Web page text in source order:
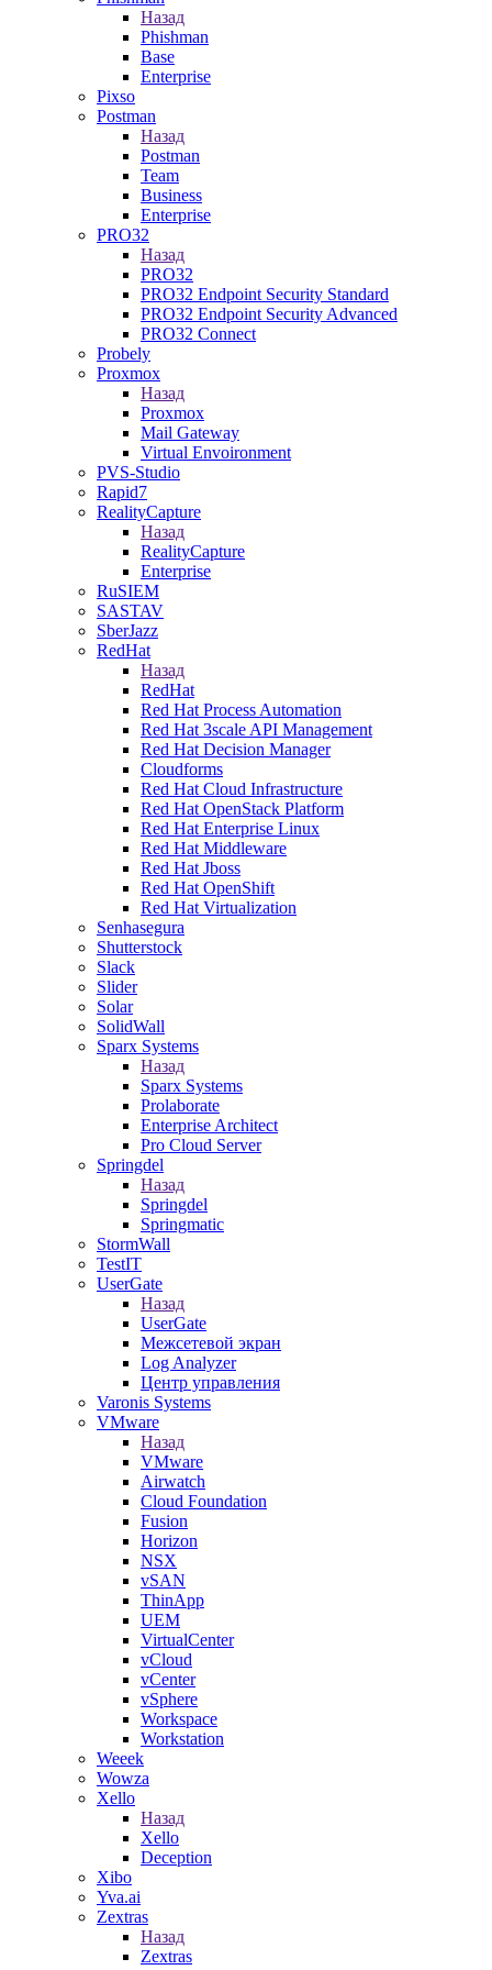
Назад
Phishman
Base
Enterprise
Pixso
Postman
Назад
Postman
Team
Business
Enterprise
PRO32
Назад
PRO32
PRO32 Endpoint Security Standard
PRO32 Endpoint Security Advanced
PRO32 Connect
Probely
Proxmox
Назад
Proxmox
Mail Gateway
Virtual Envoironment
PVS-Studio
Rapid7
RealityCapture
Назад
RealityCapture
Enterprise
RuSIEM
SASTAV
SberJazz
RedHat
Назад
RedHat
Red Hat Process Automation
Red Hat 3scale API Management
Red Hat Decision Manager
Cloudforms
Red Hat Cloud Infrastructure
Red Hat OpenStack Platform
Red Hat Enterprise Linux
Red Hat Middleware
Red Hat Jboss
Red Hat OpenShift
Red Hat Virtualization
Senhasegura
Shutterstock
Slack
Slider
Solar
SolidWall
Sparx Systems
Назад
Sparx Systems
Prolaborate
Enterprise Architect
Pro Cloud Server
Springdel
Назад
Springdel
Springmatic
StormWall
TestIT
UserGate
Назад
UserGate
Межсетевой экран
Log Analyzer
Центр управления
Varonis Systems
VMware
Назад
VMware
Airwatch
Cloud Foundation
Fusion
Horizon
NSX
vSAN
ThinApp
UEM
VirtualCenter
vCloud
vCenter
vSphere
Workspace
Workstation
Weeek
Wowza
Xello
Назад
Xello
Deception
Xibo
Yva.ai
Zextras
Назад
Zextras